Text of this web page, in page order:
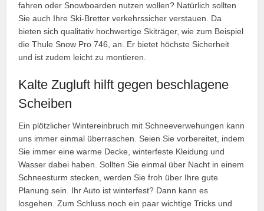
fahren oder Snowboarden nutzen wollen? Natürlich sollten
Sie auch Ihre Ski-Bretter verkehrssicher verstauen. Da
bieten sich qualitativ hochwertige Skiträger, wie zum Beispiel
die Thule Snow Pro 746, an. Er bietet höchste Sicherheit
und ist zudem leicht zu montieren.
Kalte Zugluft hilft gegen beschlagene
Scheiben
Ein plötzlicher Wintereinbruch mit Schneeverwehungen kann
uns immer einmal überraschen. Seien Sie vorbereitet, indem
Sie immer eine warme Decke, winterfeste Kleidung und
Wasser dabei haben. Sollten Sie einmal über Nacht in einem
Schneesturm stecken, werden Sie froh über Ihre gute
Planung sein. Ihr Auto ist winterfest? Dann kann es
losgehen. Zum Schluss noch ein paar wichtige Tricks und